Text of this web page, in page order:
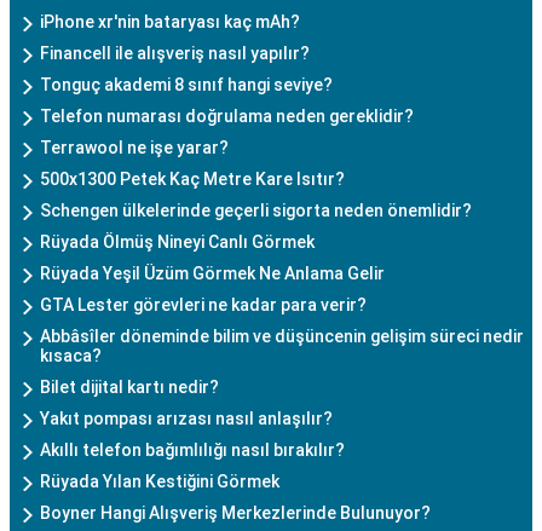
iPhone xr'nin bataryası kaç mAh?
Financell ile alışveriş nasıl yapılır?
Tonguç akademi 8 sınıf hangi seviye?
Telefon numarası doğrulama neden gereklidir?
Terrawool ne işe yarar?
500x1300 Petek Kaç Metre Kare Isıtır?
Schengen ülkelerinde geçerli sigorta neden önemlidir?
Rüyada Ölmüş Nineyi Canlı Görmek
Rüyada Yeşil Üzüm Görmek Ne Anlama Gelir
GTA Lester görevleri ne kadar para verir?
Abbâsîler döneminde bilim ve düşüncenin gelişim süreci nedir
kısaca?
Bilet dijital kartı nedir?
Yakıt pompası arızası nasıl anlaşılır?
Akıllı telefon bağımlılığı nasıl bırakılır?
Rüyada Yılan Kestiğini Görmek
Boyner Hangi Alışveriş Merkezlerinde Bulunuyor?